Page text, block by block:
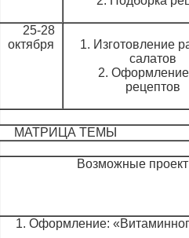
25-28
октября
1. Изготовление
салатов
2. Оформление
рецептов
МАТРИЦА ТЕМЫ
Возможные
1. Оформление: